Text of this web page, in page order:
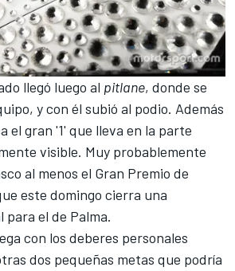
llegó luego al pitlane, donde se
y con él subió al podio. Además
el gran '1' que lleva en la parte
visible. Muy probablemente
al menos el Gran Premio de
este domingo cierra una
el de Palma.
con los deberes personales
dos pequeñas metas que podría